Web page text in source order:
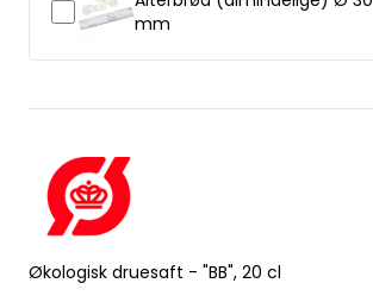
mm
Økologisk druesaft - "BB", 20 cl